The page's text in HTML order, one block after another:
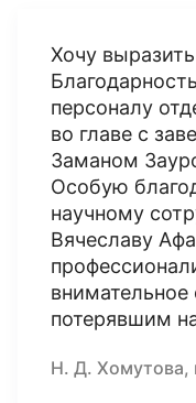
Хочу
персоналу
во главе с
Заманом
Особую
научному
Вячеславу
потерявшим
Н. Д. Хомутова,